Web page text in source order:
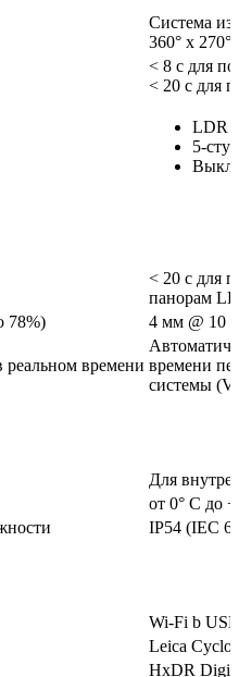
Система из
360° x 270°
< 8 с для
< 20 c для
LDR
5-
< 20 с для
панорам
78%)
4 мм @ 10
реальном времени времени
системы
Для
от 0° C до
IP54 (IEC
Wi-Fi b
Leica
HxDR